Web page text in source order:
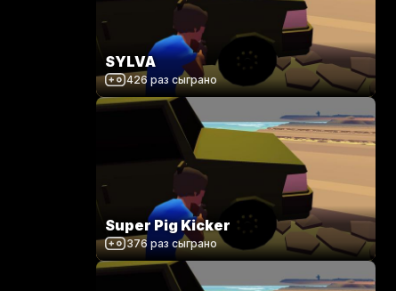
SYLVA
426 раз сыграно
Super Pig Kicker
376 раз сыграно